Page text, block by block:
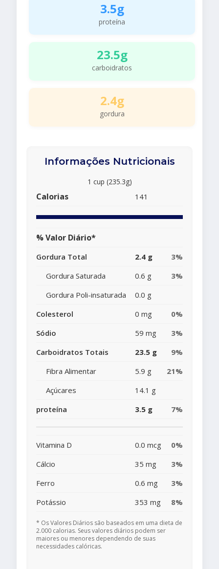
3.5g
proteína
23.5g
carboidratos
2.4g
gordura
Informações Nutricionais
1 cup (235.3g)
Calorias 141
% Valor Diário*
Gordura Total 2.4 g
3%
Gordura Saturada
0.6 g
3%
Gordura Poli-insaturada
0.0 g
Colesterol
0 mg
0%
Sódio
59 mg
3%
Carboidratos Totais
23.5 g
9%
Fibra Alimentar
5.9 g
21%
Açúcares
14.1 g
proteína
3.5 g 7%
Vitamina D 0.0 mcg
0%
Cálcio
35 mg
3%
Ferro
0.6 mg
3%
Potássio
353 mg 8%
* Os Valores Diários são baseados em uma dieta de
2.000 calorias. Seus valores diários podem ser
maiores ou menores dependendo de suas
necessidades calóricas.